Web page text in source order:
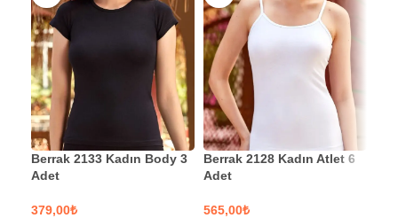
Berrak 2133 Kadın Body 3
Adet
₺
Berrak 2128 Kadın Atlet 6
Adet
₺